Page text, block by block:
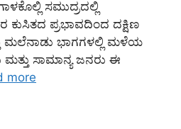
ಸಮುದ್ರದಲ್ಲಿ
ಪ್ರಭಾವದಿಂದ ದಕ್ಷಿಣ
ಮಲೆನಾಡು ಭಾಗಗಳಲ್ಲಿ ಮಳೆಯ
ಮತ್ತು ಸಾಮಾನ್ಯ ಜನರು ಈ
more